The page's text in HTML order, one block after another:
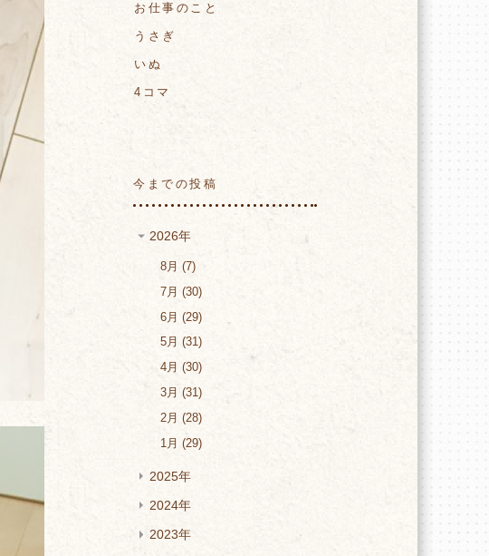
お仕事のこと
うさぎ
いぬ
4コマ
今までの投稿
2026年
8月
7
7月
30
6月
29
5月
31
4月
30
3月
31
2月
28
1月
29
2025年
2024年
2023年